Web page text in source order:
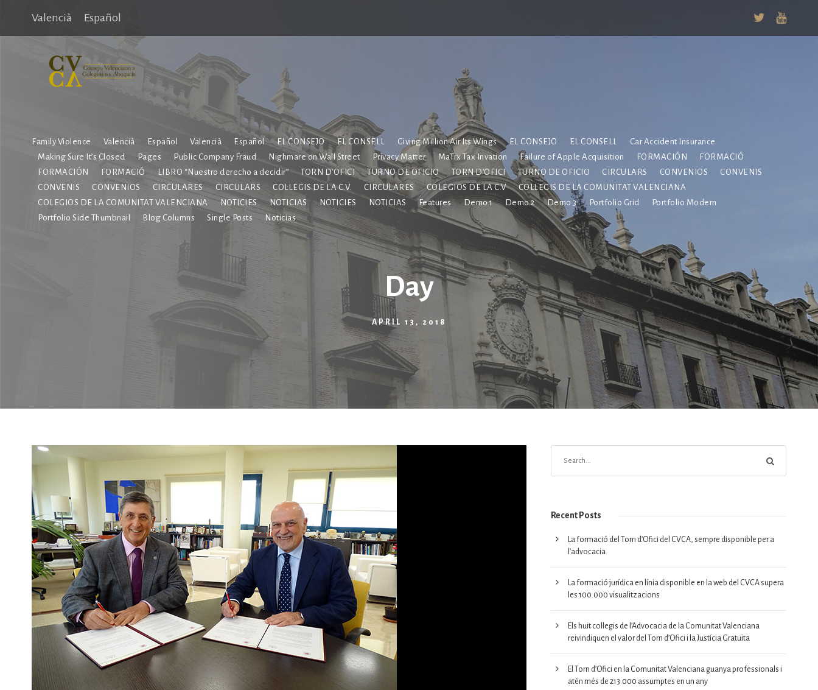
Valencià Español
Family Violence Valencià Español Valencià Español EL CONSEJO EL CONSELL Giving Million Air Its Wings EL CONSEJO EL CONSELL
Car Accident Insurance
Making Sure It’s Closed
Pages Public Company Fraud Nighmare on Wall Street Privacy Matter MaTix Tax Invation Failure of Apple Acquisition FORMACIÓN
FORMACIÓ
FORMACIÓN
FORMACIÓ LIBRO “Nuestro derecho a decidir” TORN D’OFICI TURNO DE OFICIO TORN D’OFICI TURNO DE OFICIO CIRCULARS CONVENIOS
CONVENIS
CONVENIS
CONVENIOS CIRCULARES CIRCULARS COL·LEGIS DE LA C.V. CIRCULARES COLEGIOS DE LA C.V
COL·LEGIS DE LA COMUNITAT VALENCIANA
COLEGIOS DE LA COMUNITAT VALENCIANA
NOTICIES NOTICIAS NOTICIES NOTICIAS Features Demo 1 Demo 2 Demo 3 Portfolio Grid
Portfolio Modern
Portfolio Side Thumbnail
Blog Columns Single Posts Noticias
Day
APRIL 13, 2018
Recent Posts
La formació del Torn d’Ofici del CVCA, sempre disponible per a
l’advocacia
La formació jurídica en línia disponible en la web del CVCA supera
les 100.000 visualitzacions
Els huit col·legis de l’Advocacia de la Comunitat Valenciana
reivindiquen el valor del Torn d’Ofici i la Justícia Gratuïta
El Torn d’Ofici en la Comunitat Valenciana guanya professionals i
atén més de 213.000 assumptes en un any